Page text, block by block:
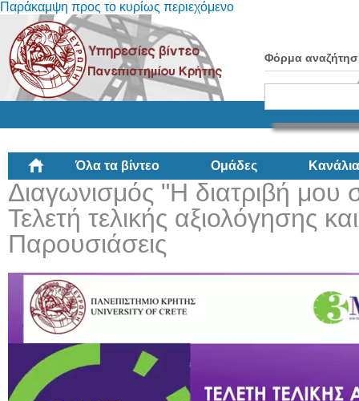
Παράκαμψη προς το κυρίως περιεχόμενο
Φόρμα
Όλα τα βίντεο Ομάδες Κανάλια
Διαγωνισμός "Η διατριβή μου
Τελετή τελικής αξιολόγησης
Παρουσιάσεις